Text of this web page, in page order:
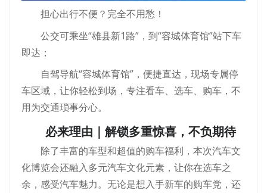
担心出行不便？完全不用愁！
公交可乘坐“雄县新1路”，到“容城体育馆”站下车
即达；
自驾导航“容城体育馆”，便捷直达，现场专属停
车区域，让你轻松到场，专注看车、选车、购车，不
用为交通琐事分心。
必来理由｜解锁多重惊喜，不负期待
除了丰富的车型和超值的购车福利，本次汽车文
化博览会还融入多元汽车文化元素，让你在选车之
余，感受汽车魅力。无论是想入手新车的购车党，还